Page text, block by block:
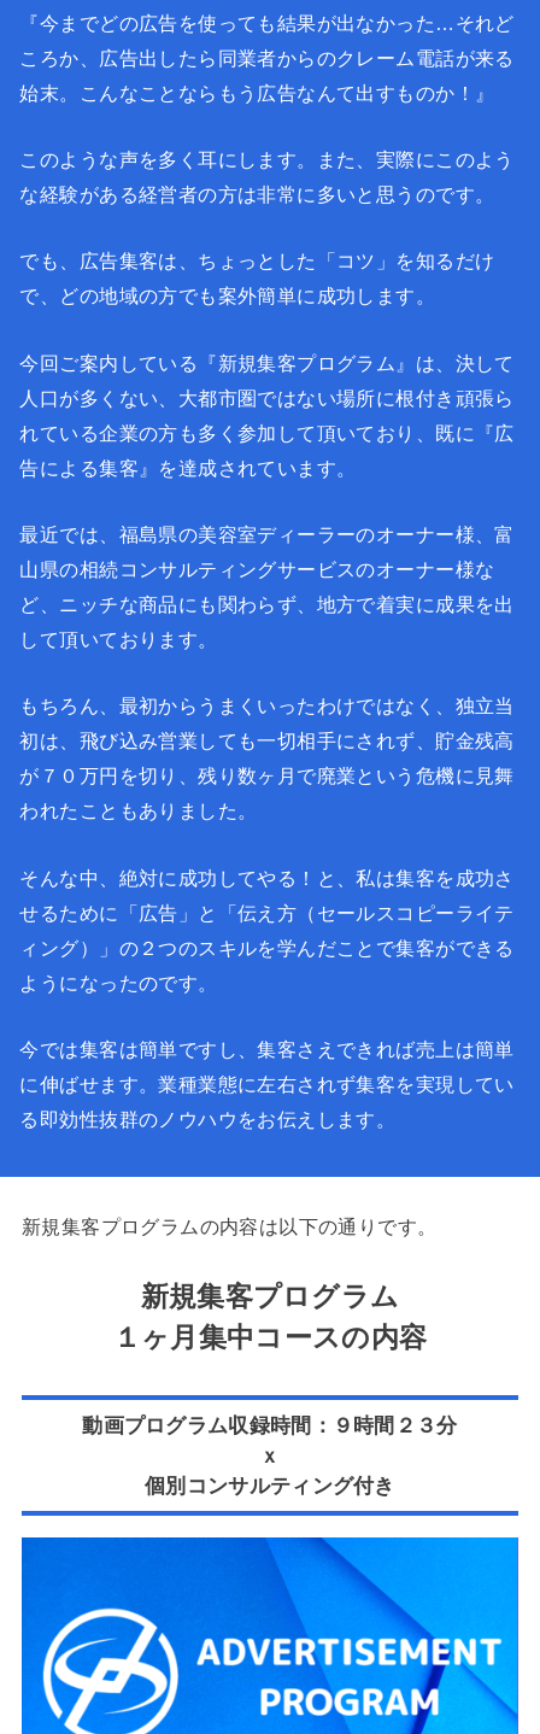
『今までどの広告を使っても結果が出なかった…それど
ころか、広告出したら同業者からのクレーム電話が来る
始末。こんなことならもう広告なんて出すものか！』
このような声を多く耳にします。また、実際にこのよう
な経験がある経営者の方は非常に多いと思うのです。
でも、広告集客は、ちょっとした「コツ」を知るだけ
で、どの地域の方でも案外簡単に成功します。
今回ご案内している『新規集客プログラム』は、決して
人口が多くない、大都市圏ではない場所に根付き頑張ら
れている企業の方も多く参加して頂いており、既に『広
告による集客』を達成されています。
最近では、福島県の美容室ディーラーのオーナー様、富
山県の相続コンサルティングサービスのオーナー様な
ど、ニッチな商品にも関わらず、地方で着実に成果を出
して頂いております。
もちろん、最初からうまくいったわけではなく、独立当
初は、飛び込み営業しても一切相手にされず、貯金残高
が７０万円を切り、残り数ヶ月で廃業という危機に見舞
われたこともありました。
そんな中、絶対に成功してやる！と、私は集客を成功さ
せるために「広告」と「伝え方（セールスコピーライテ
ィング）」の２つのスキルを学んだことで集客ができる
ようになったのです。
今では集客は簡単ですし、集客さえできれば売上は簡単
に伸ばせます。業種業態に左右されず集客を実現してい
る即効性抜群のノウハウをお伝えします。
新規集客プログラムの内容は以下の通りです。
新規集客プログラム
１ヶ月集中コースの内容
動画プログラム収録時間：９時間２３分
ｘ
個別コンサルティング付き